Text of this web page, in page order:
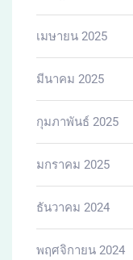
เมษายน 2025
มีนาคม 2025
กุมภาพันธ์ 2025
มกราคม 2025
ธันวาคม 2024
พฤศจิกายน 2024